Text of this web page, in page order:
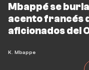
Mbappé se burla
acento francés
aficionados del
K. Mbappe